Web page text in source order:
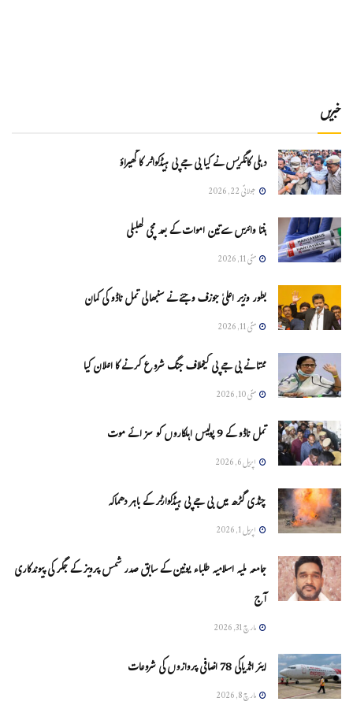
خبریں
دہلی کانگریس نے کیا بی جے پی ہیڈکواٹر کا گھیراؤ
جولائی 22, 2026
ہنتا وائرس سےتین اموات کے بعد مچی کھلبلی
مئی 11, 2026
بطور وزیر اعلیٰ جوزف وجئے نے سنبھالی تمل ناڈو کی کمان
مئی 11, 2026
ممتا نے بی جے پی کیخلاف جنگ شروع کرنے کا اعلان کیا
مئی 10, 2026
تمل ناڈو کے 9 پولیس اہلکاروں کو سزائے موت
اپریل 6, 2026
چنڈی گڑھ میں بی جے پی ہیڈکوارٹر کے باہر دھماکہ
اپریل 1, 2026
جامعہ ملیہ اسلامیہ طلباء یونین کے سابق صدر شمس پرویز کے جگر کی پیوندکاری
آج
مارچ 31, 2026
ایئر انڈیاکی 78 اضافی پروازوں کی شروعات
مارچ 8, 2026